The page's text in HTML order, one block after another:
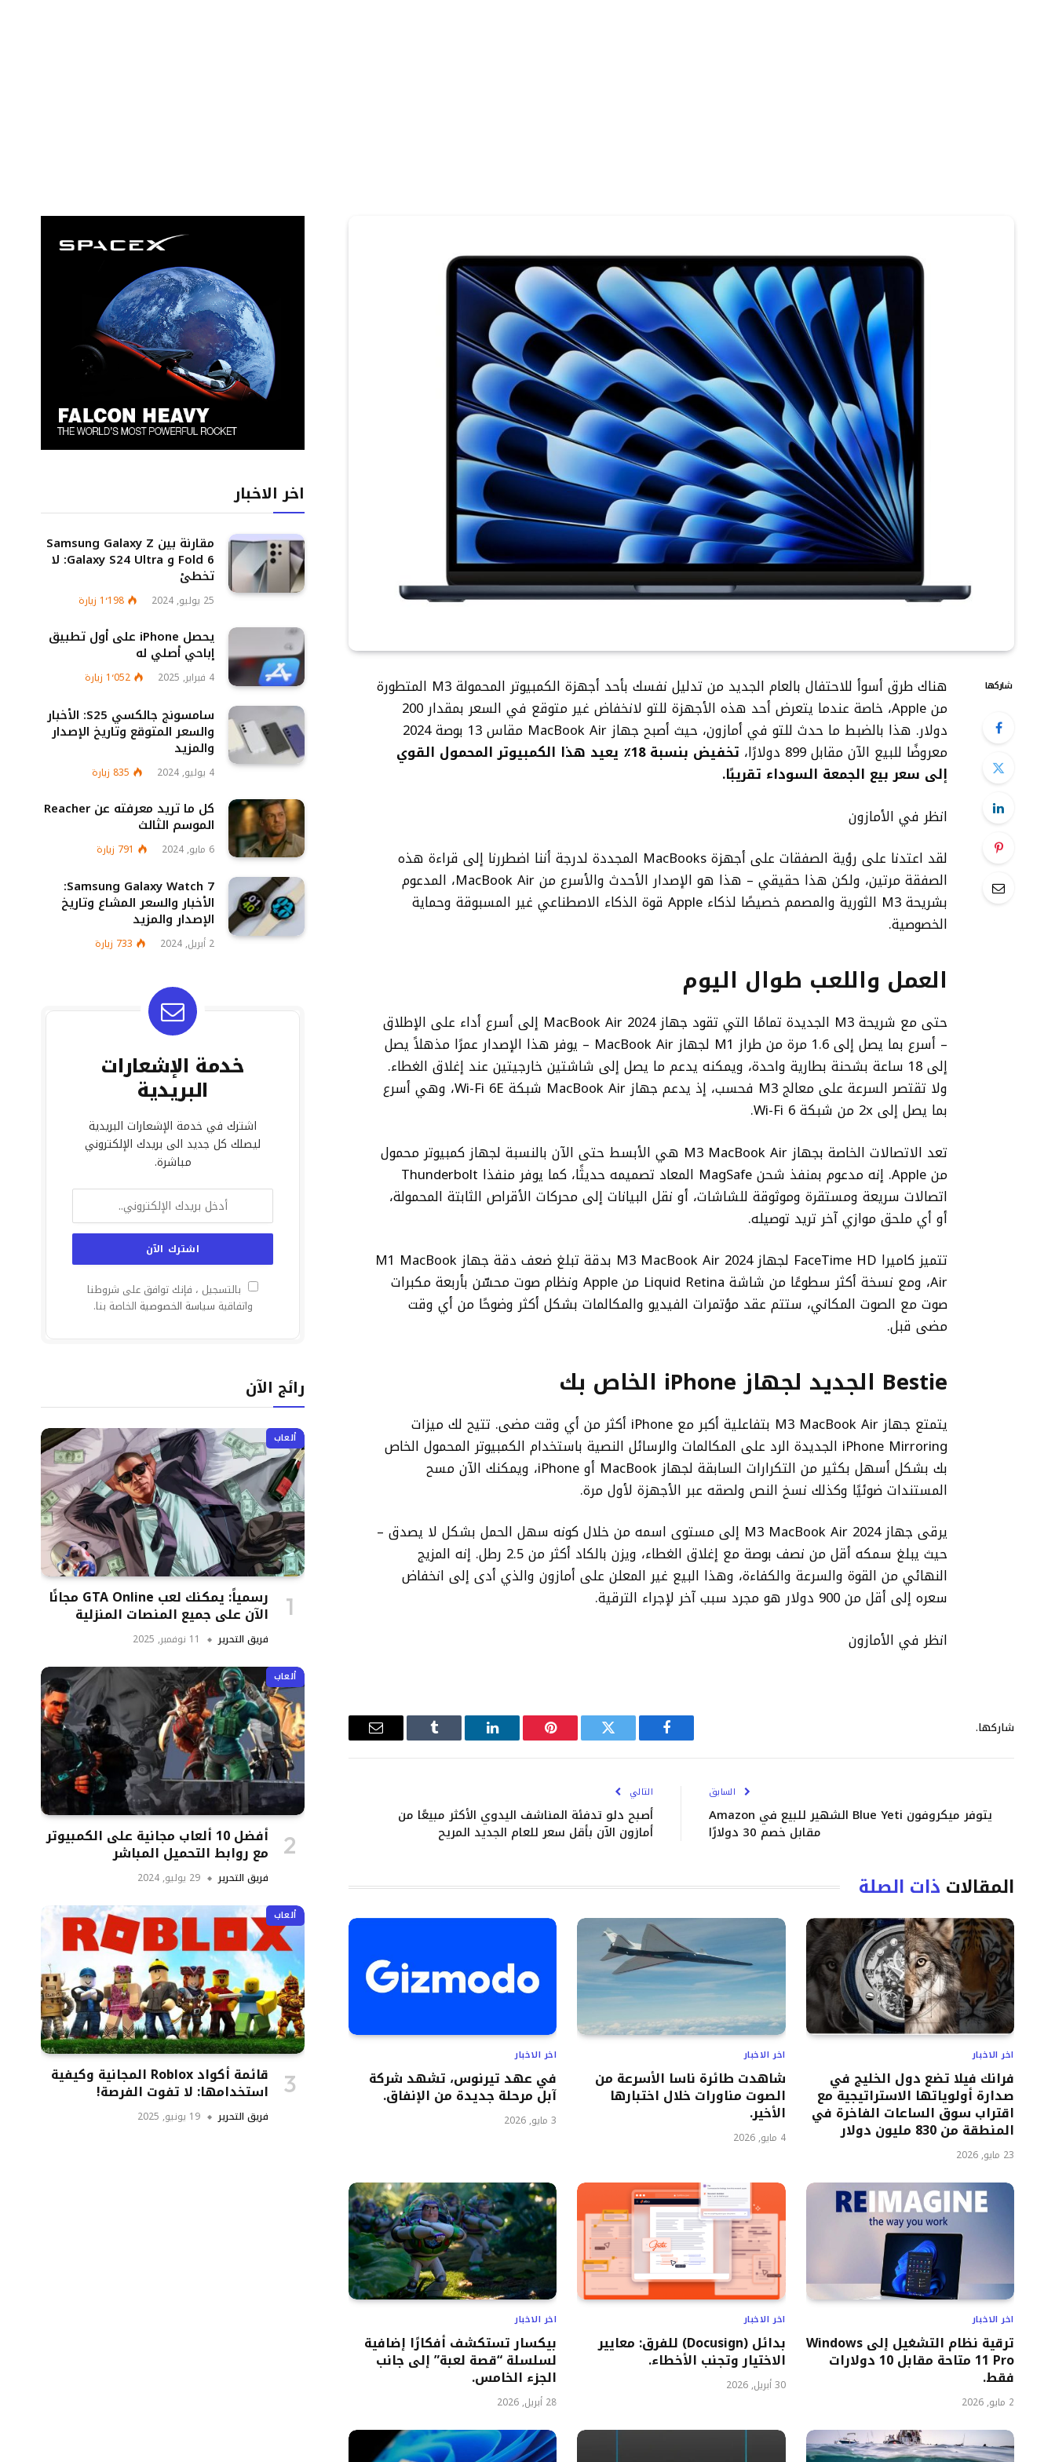
شاركها
هناك طرق أسوأ للاحتفال بالعام الجديد من تدليل نفسك بأحد أجهزة الكمبيوتر المحمولة M3 المتطورة
من Apple، خاصة عندما يتعرض أحد هذه الأجهزة للتو لانخفاض غير متوقع في السعر بمقدار 200
دولار. هذا بالضبط ما حدث للتو في أمازون، حيث أصبح جهاز MacBook Air مقاس 13 بوصة 2024
معروضًا للبيع الآن مقابل 899 دولارًا،
تخفيض بنسبة 18٪ يعيد هذا الكمبيوتر المحمول القوي
إلى سعر بيع الجمعة السوداء تقريبًا.
انظر في الأمازون
لقد اعتدنا على رؤية الصفقات على أجهزة MacBooks المجددة لدرجة أننا اضطررنا إلى قراءة هذه
الصفقة مرتين، ولكن هذا حقيقي – هذا هو الإصدار الأحدث والأسرع من MacBook Air، المدعوم
بشريحة M3 الثورية والمصمم خصيصًا لذكاء Apple قوة الذكاء الاصطناعي غير المسبوقة وحماية
الخصوصية.
العمل واللعب طوال اليوم
حتى مع شريحة M3 الجديدة تمامًا التي تقود جهاز MacBook Air 2024 إلى أسرع أداء على الإطلاق
– أسرع بما يصل إلى 1.6 مرة من طراز M1 لجهاز MacBook Air – يوفر هذا الإصدار عمرًا مذهلاً يصل
إلى 18 ساعة بشحنة بطارية واحدة، ويمكنه يدعم ما يصل إلى شاشتين خارجيتين عند إغلاق الغطاء.
ولا تقتصر السرعة على معالج M3 فحسب، إذ يدعم جهاز MacBook Air شبكة Wi-Fi 6E، وهي أسرع
بما يصل إلى 2x من شبكة Wi-Fi 6.
تعد الاتصالات الخاصة بجهاز M3 MacBook Air هي الأبسط حتى الآن بالنسبة لجهاز كمبيوتر محمول
من Apple. إنه مدعوم بمنفذ شحن MagSafe المعاد تصميمه حديثًا، كما يوفر منفذا Thunderbolt
اتصالات سريعة ومستقرة وموثوقة للشاشات، أو نقل البيانات إلى محركات الأقراص الثابتة المحمولة،
أو أي ملحق موازي آخر تريد توصيله.
تتميز كاميرا FaceTime HD لجهاز 2024 M3 MacBook Air بدقة تبلغ ضعف دقة جهاز M1 MacBook
Air، ومع نسخة أكثر سطوعًا من شاشة Liquid Retina من Apple ونظام صوت محسّن بأربعة مكبرات
صوت مع الصوت المكاني، ستتم عقد مؤتمرات الفيديو والمكالمات بشكل أكثر وضوحًا من أي وقت
مضى قبل.
Bestie الجديد لجهاز iPhone الخاص بك
يتمتع جهاز M3 MacBook Air بتفاعلية أكبر مع iPhone أكثر من أي وقت مضى. تتيح لك ميزات
iPhone Mirroring الجديدة الرد على المكالمات والرسائل النصية باستخدام الكمبيوتر المحمول الخاص
بك بشكل أسهل بكثير من التكرارات السابقة لجهاز MacBook أو iPhone، ويمكنك الآن مسح
المستندات ضوئيًا وكذلك نسخ النص ولصقه عبر الأجهزة لأول مرة.
يرقى جهاز 2024 M3 MacBook Air إلى مستوى اسمه من خلال كونه سهل الحمل بشكل لا يصدق –
حيث يبلغ سمكه أقل من نصف بوصة مع إغلاق الغطاء، ويزن بالكاد أكثر من 2.5 رطل. إنه المزيج
النهائي من القوة والسرعة والكفاءة، وهذا البيع غير المعلن على أمازون والذي أدى إلى انخفاض
سعره إلى أقل من 900 دولار هو مجرد سبب آخر لإجراء الترقية.
انظر في الأمازون
شاركها. فيسبوك تويتر بينتيريستلينكدإن Tumblr البريد
السابق
يتوفر ميكروفون Blue Yeti الشهير للبيع في Amazon
مقابل خصم 30 دولارًا
التالي
أصبح دلو تدفئة المناشف اليدوي الأكثر مبيعًا من
أمازون الآن بأقل سعر للعام الجديد المريح
المقالات ذات الصلة
اخر الاخبار
فرانك فيلا تضع دول الخليج في
صدارة أولوياتها الاستراتيجية مع
اقتراب سوق الساعات الفاخرة في
المنطقة من 830 مليون دولار
23 مايو, 2026
اخر الاخبار
شاهدت طائرة ناسا الأسرعة من
الصوت مناورات خلال اختبارها
الأخير.
4 مايو, 2026
اخر الاخبار
في عهد تيرنوس، تشهد شركة
آبل مرحلة جديدة من الإنفاق.
3 مايو, 2026
اخر الاخبار
ترقية نظام التشغيل إلى Windows
11 Pro متاحة مقابل 10 دولارات
فقط.
2 مايو, 2026
اخر الاخبار
بدائل (Docusign) للفرق: معايير
الاختيار وتجنب الأخطاء.
30 أبريل, 2026
اخر الاخبار
بيكسار تستكشف أفكارًا إضافية
لسلسلة “قصة لعبة” إلى جانب
الجزء الخامس.
28 أبريل, 2026
اخر الاخبار
مقارنة بين Samsung Galaxy Z
Fold 6 و Galaxy S24 Ultra: لا
تخطئ
25 يوليو, 2024 1٬198 زيارة
يحصل iPhone على أول تطبيق
إباحي أصلي له
4 فبراير, 2025 1٬052 زيارة
سامسونج جالكسي S25: الأخبار
والسعر المتوقع وتاريخ الإصدار
والمزيد
4 يوليو, 2024 835 زيارة
كل ما تريد معرفته عن Reacher
الموسم الثالث
6 مايو, 2024 791 زيارة
Samsung Galaxy Watch 7:
الأخبار والسعر المشاع وتاريخ
الإصدار والمزيد
2 أبريل, 2024 733 زيارة
خدمة الإشعارات
البريدية
اشترك في خدمة الإشعارات البريدية
ليصلك كل جديد الى بريدك الإلكتروني
مباشرة.
بالتسجيل ، فإنك توافق على شروطنا
واتفاقية سياسة الخصوصية الخاصة بنا.
رائج الآن
ألعاب
رسمياً: يمكنك لعب GTA Online مجانًا
الآن على جميع المنصات المنزلية
فريق التحرير 11 نوفمبر, 2025
ألعاب
أفضل 10 ألعاب مجانية على الكمبيوتر
مع روابط التحميل المباشر
فريق التحرير 29 يوليو, 2024
ألعاب
قائمة أكواد Roblox المجانية وكيفية
استخدامها: لا تفوت الفرصة!
فريق التحرير 19 يونيو, 2025